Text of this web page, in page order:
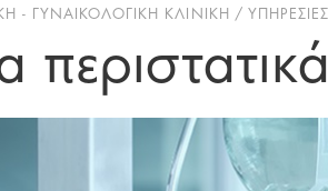
- ΓΥΝΑΙΚΟΛΟΓΙΚΗ ΚΛΙΝΙΚΗ ΥΠΗΡΕΣΙΕΣ
περιστατικά